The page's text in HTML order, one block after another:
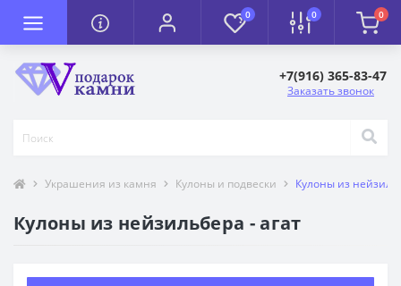
0 0 0
+7(916) 365-83-47
Заказать звонок
Украшения из камня Кулоны и подвески Кулоны из
Кулоны из нейзильбера - агат